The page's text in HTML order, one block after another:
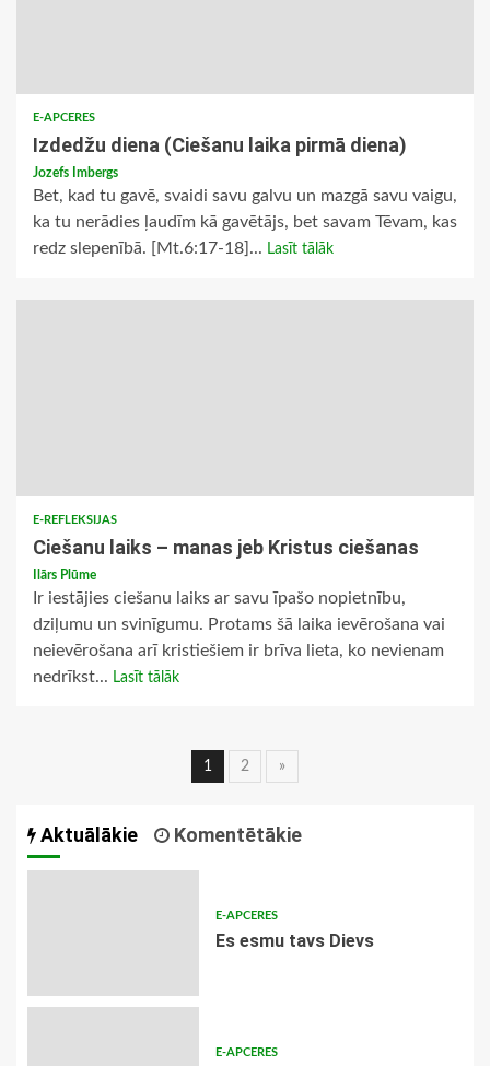
E-APCERES
Izdedžu diena (Ciešanu laika pirmā diena)
Jozefs Imbergs
Bet, kad tu gavē, svaidi savu galvu un mazgā savu vaigu,
ka tu nerādies ļaudīm kā gavētājs, bet savam Tēvam, kas
redz slepenībā. [Mt.6:17-18]... Lasīt tālāk
E-REFLEKSIJAS
Ciešanu laiks – manas jeb Kristus ciešanas
Ilārs Plūme
Ir iestājies ciešanu laiks ar savu īpašo nopietnību,
dziļumu un svinīgumu. Protams šā laika ievērošana vai
neievērošana arī kristiešiem ir brīva lieta, ko nevienam
nedrīkst... Lasīt tālāk
Ziņu
1 2 »
Aktuālākie Komentētākie
E-APCERES
Es esmu tavs Dievs
E-APCERES